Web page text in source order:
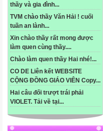
thầy và gia đình...
TVM chào thầy Văn Hải ! cuối
tuần an lành...
Xin chào thầy rất mong được
làm quen cùng thầy....
Chào làm quen thầy Hai nhé!...
CO DE Liên kết WEBSITE
CỘNG ĐỒNG GIÁO VIÊN Copy...
Hai câu đối trượt trái phải
VIOLET. Tải về tại...